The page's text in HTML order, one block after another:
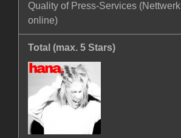
Quality of Press-Services (Nettwerk
online)
Total (max. 5 Stars)